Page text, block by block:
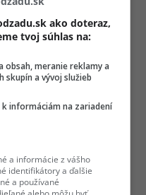
ako doteraz,
tvoj súhlas na:
obsah, meranie reklamy a
skupín a vývoj služieb
informáciám na zariadení
a informácie z vášho
identifikátory a ďalšie
a používané